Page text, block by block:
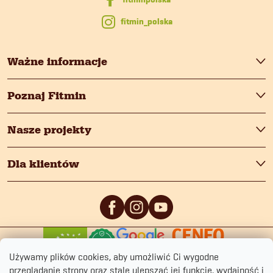
Używamy plików cookies, aby umożliwić Ci wygodne
przeglądanie strony oraz stale ulepszać jej funkcje, wydajność i
Ważne informacje
Poznaj Fitmin
Nasze projekty
Dla klientów
fitmin_polska